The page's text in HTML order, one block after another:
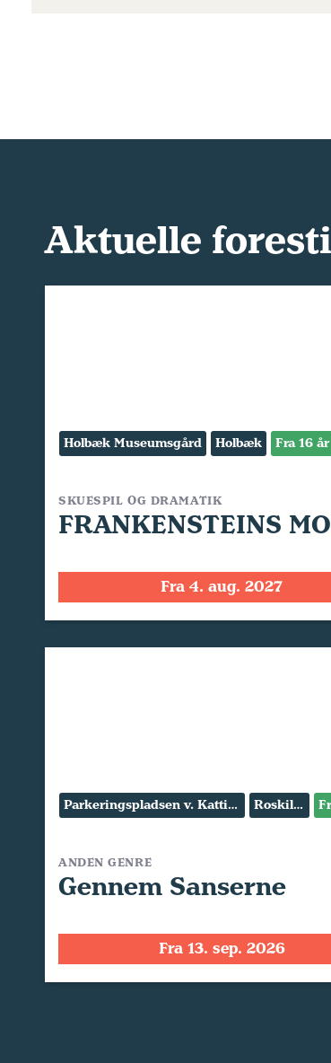
Aktuelle
Holbæk Museumsgård Holbæk Fra 16 år
SKUESPIL OG DRAMATIK
Fra 4. aug. 2027
Parkeringspladsen v. Kattinge Værk Roskilde
ANDEN GENRE
Gennem Sanserne
Fra 13. sep. 2026